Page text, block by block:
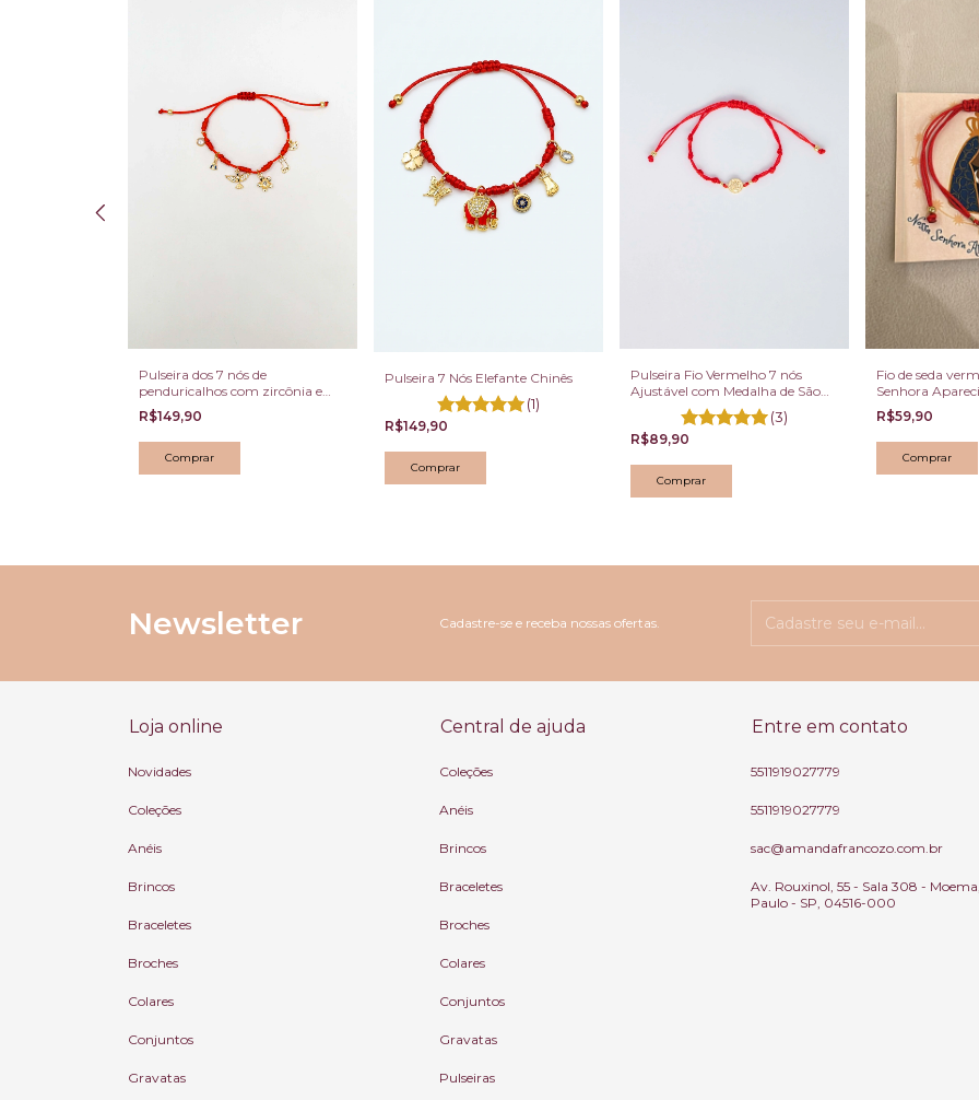
Pulseira dos 7 nós de
penduricalhos com zircônia e
cristal ( semi joia)
R$149,90
Pulseira 7 Nós Elefante Chinês
(1)
R$149,90
Pulseira Fio Vermelho 7 nós
Ajustável com Medalha de São
Bento Dourada
(3)
R$89,90
Fio de seda
Senhora
R$59,90
Newsletter Cadastre-se e receba nossas ofertas.
Loja online
Novidades
Coleções
Anéis
Brincos
Braceletes
Broches
Colares
Conjuntos
Gravatas
Central de ajuda
Coleções
Anéis
Brincos
Braceletes
Broches
Colares
Conjuntos
Gravatas
Pulseiras
Entre em contato
5511919027779
5511919027779
sac@amandafrancozo.com.br
Av. Rouxinol, 55 - Sala 308 -
Paulo - SP, 04516-000